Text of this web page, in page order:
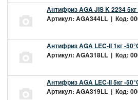
Антифриз AGA JIS K 2234
Артикул: AGA344LL | Код:
Антифриз AGA LEC-II 1кг -
Артикул: AGA318LL | Код:
Антифриз AGA LEC-II 5кг -
Артикул: AGA319LL | Код: